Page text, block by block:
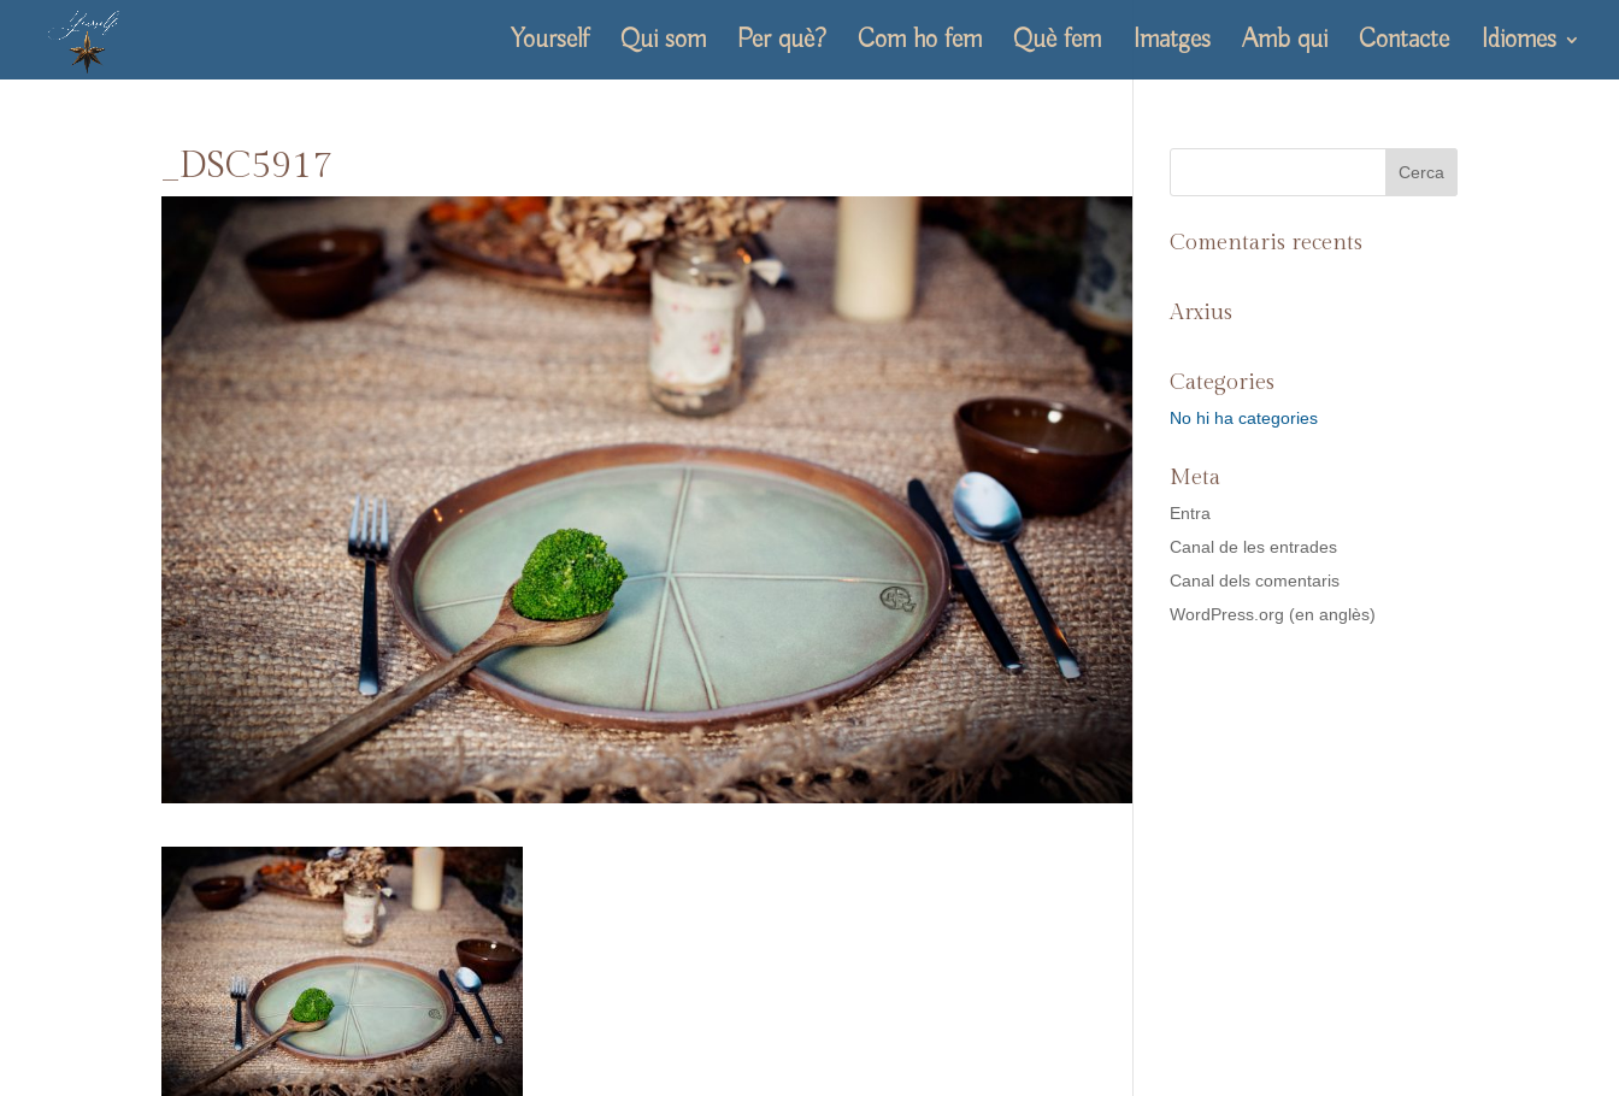
Yourself Qui som Per què? Com ho fem Què fem Imatges Amb qui Contacte Idiomes
_DSC5917
Comentaris recents
Arxius
Categories
No hi ha categories
Meta
Entra
Canal de les entrades
Canal dels comentaris
WordPress.org (en anglès)